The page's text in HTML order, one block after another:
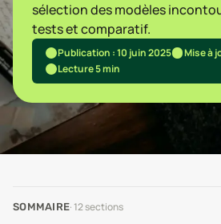
sélection des modèles
tests et comparatif.
Publication : 10 juin 2025
Mise à
Lecture 5 min
SOMMAIRE· 12sections